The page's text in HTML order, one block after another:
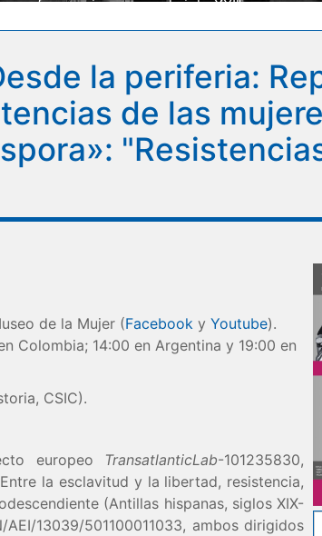
afroamericanas en el siglo XXI"
la periferia:
de las
de la Mujer (Facebook y Youtube).
Colombia; 14:00 en Argentina y 19:00 en
CSIC).
europeo TransatlanticLab-101235830,
la esclavitud y la libertad, resistencia,
(Antillas hispanas, siglos XIX-
13039/501100011033, ambos dirigidos